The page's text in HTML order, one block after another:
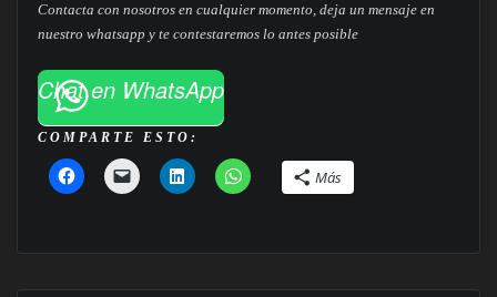
Contacta con nosotros en cualquier momento, deja un mensaje en
nuestro whatsapp y te contestaremos lo antes posible
Chat en WhatsApp
COMPARTE ESTO:
Más